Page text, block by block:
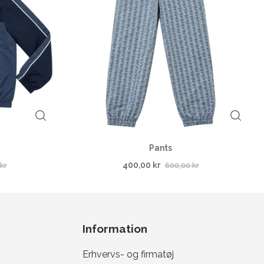
Pants
400,00 kr 600,00 kr
Information
Erhvervs- og firmatøj